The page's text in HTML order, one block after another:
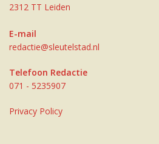
2312 TT Leiden
E-mail
redactie@sleutelstad.nl
Telefoon Redactie
071 - 5235907
Privacy Policy